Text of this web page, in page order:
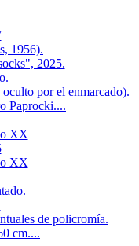
1956).
2025.
por el enmarcado).
Paprocki....
XX
XX
de policromía.
cm....